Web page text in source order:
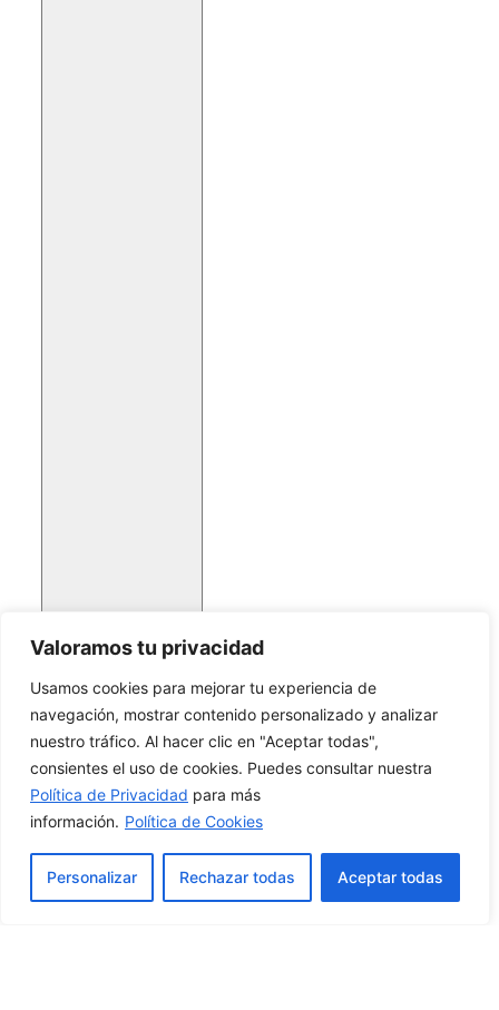
Valoramos tu privacidad
Usamos cookies para mejorar tu experiencia de
navegación, mostrar contenido personalizado y analizar
nuestro tráfico. Al hacer clic en "Aceptar todas",
consientes el uso de cookies. Puedes consultar nuestra
Política de Privacidad para más
información. Política de Cookies
Personalizar Rechazar todas Aceptar todas